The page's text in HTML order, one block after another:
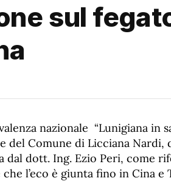
sul
nazionale “Lunigiana in
del Comune di Licciana Nardi,
dal dott. Ing. Ezio Peri, come
l’eco è giunta fino in Cina e